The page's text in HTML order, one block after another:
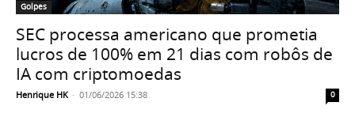
Golpes
SEC processa americano que prometia
lucros de 100% em 21 dias com robôs de
IA com criptomoedas
Henrique HK - 01/06/2026 15:38 0